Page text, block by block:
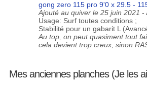
gong zero 115 pro 9'0 x 29.5 -
Ajouté au quiver le 25 juin 2021 -
Usage: Surf toutes conditions ;
Stabilité pour un gabarit L
Au top, on peut quasiment tout
cela devient trop creux, sinon
Mes anciennes planches (Je les